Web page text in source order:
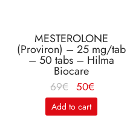
MESTEROLONE
(Proviron) – 25 mg/tab
– 50 tabs – Hilma
Biocare
69€
Le
prix
initial
50€
actuel
Add to cart